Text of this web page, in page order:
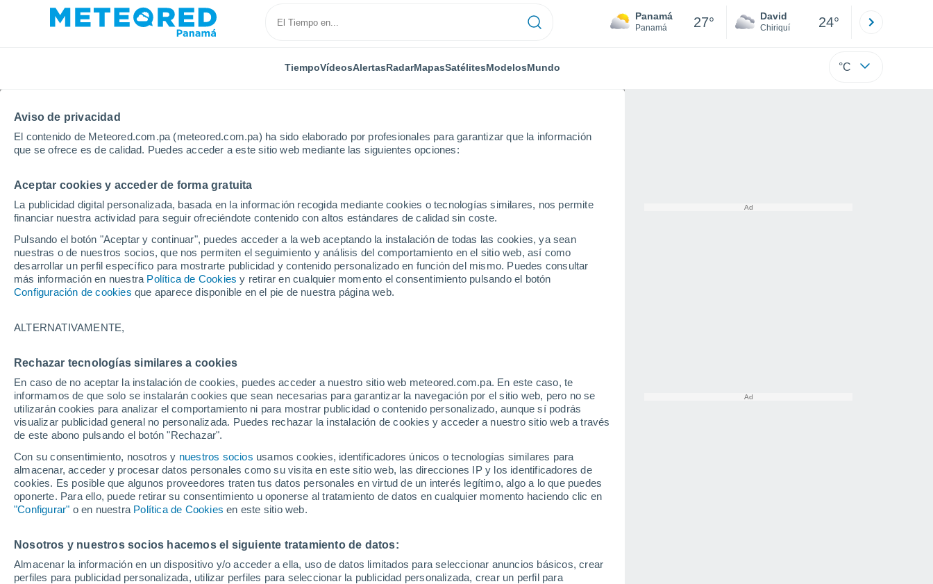
Aviso de privacidad
El contenido de Meteored.com.pa (meteored.com.pa) ha sido elaborado por profesionales para garantizar que la información
que se ofrece es de calidad. Puedes acceder a este sitio web mediante las siguientes opciones:
Aceptar cookies y acceder de forma gratuita
La publicidad digital personalizada, basada en la información recogida mediante cookies o tecnologías similares, nos permite
financiar nuestra actividad para seguir ofreciéndote contenido con altos estándares de calidad sin coste.
Pulsando el botón "Aceptar y continuar", puedes acceder a la web aceptando la instalación de todas las cookies, ya sean
nuestras o de nuestros socios, que nos permiten el seguimiento y análisis del comportamiento en el sitio web, así como
desarrollar un perfil específico para mostrarte publicidad y contenido personalizado en función del mismo. Puedes consultar
más información en nuestra Política de Cookies y retirar en cualquier momento el consentimiento pulsando el botón
Configuración de cookies que aparece disponible en el pie de nuestra página web.
ALTERNATIVAMENTE,
Rechazar tecnologías similares a cookies
En caso de no aceptar la instalación de cookies, puedes acceder a nuestro sitio web meteored.com.pa. En este caso, te
informamos de que solo se instalarán cookies que sean necesarias para garantizar la navegación por el sitio web, pero no se
utilizarán cookies para analizar el comportamiento ni para mostrar publicidad o contenido personalizado, aunque sí podrás
visualizar publicidad general no personalizada. Puedes rechazar la instalación de cookies y acceder a nuestro sitio web a través
de este abono pulsando el botón "Rechazar".
Con su consentimiento, nosotros y nuestros socios usamos cookies, identificadores únicos o tecnologías similares para
almacenar, acceder y procesar datos personales como su visita en este sitio web, las direcciones IP y los identificadores de
cookies. Es posible que algunos proveedores traten tus datos personales en virtud de un interés legítimo, algo a lo que puedes
oponerte. Para ello, puede retirar su consentimiento u oponerse al tratamiento de datos en cualquier momento haciendo clic en
"Configurar" o en nuestra Política de Cookies en este sitio web.
Nosotros y nuestros socios hacemos el siguiente tratamiento de datos:
Almacenar la información en un dispositivo y/o acceder a ella, uso de datos limitados para seleccionar anuncios básicos, crear
perfiles para publicidad personalizada, utilizar perfiles para seleccionar la publicidad personalizada, crear un perfil para
Panamá
Panamá 27° David
Chiriquí 24°
TiempoVídeosAlertasRadarMapasSatélitesModelosMundo °C
Inicio Estados Unidos Estado de Arkansas
El tiempo en todas las ciudades del Estado de
Arkansas
Todas las localidades del Estado de Arkansas
Arkansas
B
Blytheville
C
Clarksville
Conway
Crossett
El Dorado